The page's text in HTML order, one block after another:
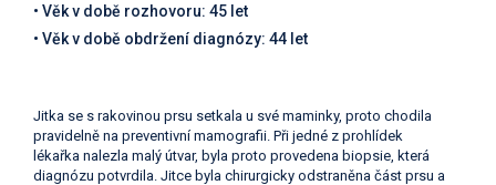
• Věk v době rozhovoru: 45 let
• Věk v době obdržení diagnózy: 44 let
Jitka se s rakovinou prsu setkala u své maminky, proto chodila
pravidelně na preventivní mamografii. Při jedné z prohlídek
lékařka nalezla malý útvar, byla proto provedena biopsie, která
diagnózu potvrdila. Jitce byla chirurgicky odstraněna část prsu a